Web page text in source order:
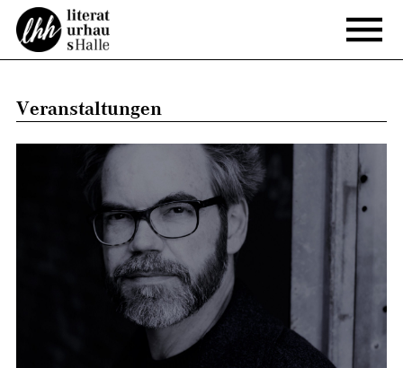
Veranstaltungen